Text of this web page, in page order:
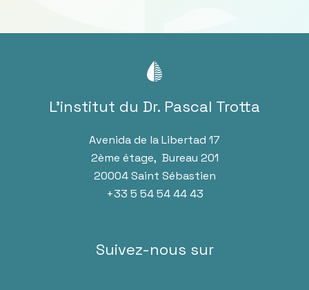
L’institut du Dr. Pascal Trotta
Avenida de la Libertad 17
2ème étage, Bureau 201
20004 Saint Sébastien
+33 5 54 54 44 43
Suivez-nous sur